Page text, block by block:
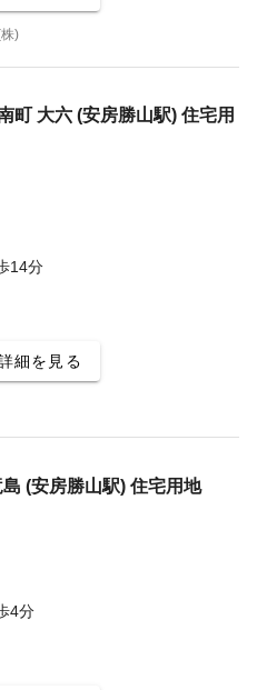
)
町 大六 (安房勝山駅) 住宅用
14分
細を見る
(安房勝山駅) 住宅用地
4分